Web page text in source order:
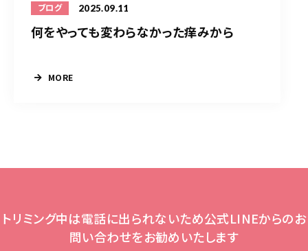
ブログ 2025.09.11
何をやっても変わらなかった痒みから
MORE
トリミング中は電話に出られないため公式LINEからのお
問い合わせをお勧めいたします